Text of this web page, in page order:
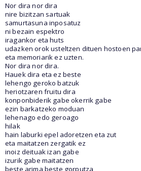
Nor dira nor dira
nire bizitzan sartuak
samurtasuna inposatuz
ni bezain espektro
iragankor eta huts
udazken orok usteltzen dituen hostoen
eta memoriarik ez uzten.
Nor dira nor dira.
Hauek dira eta ez beste
lehengo geroko batzuk
heriotzaren fruitu dira
konponbiderik gabe okerrik gabe
ezin barkatzeko moduan
lehenago edo geroago
hilak
hain laburki epel adoretzen eta zut
eta maitatzen zergatik ez
inoiz deituak izan gabe
izurik gabe maitatzen
beste arima beste gorputza